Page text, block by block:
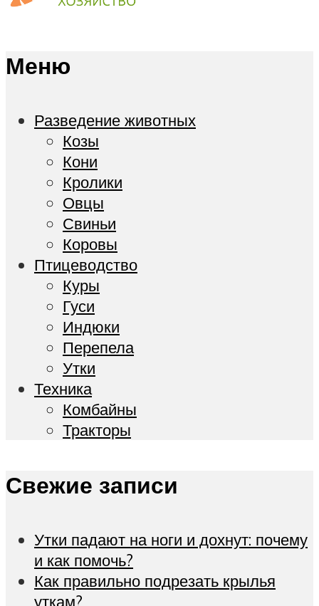
Меню
Разведение животных
Козы
Кони
Кролики
Овцы
Свиньи
Коровы
Птицеводство
Куры
Гуси
Индюки
Перепела
Утки
Техника
Комбайны
Тракторы
Свежие записи
Утки падают на ноги и дохнут: почему
и как помочь?
Как правильно подрезать крылья
уткам?